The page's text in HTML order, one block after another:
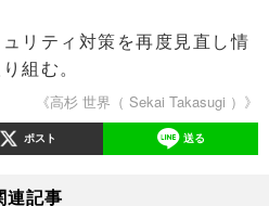
リティ対策を再度見直し情
組む。
《高杉 世界（ Sekai Takasugi ）》
ポスト 送る
連記事